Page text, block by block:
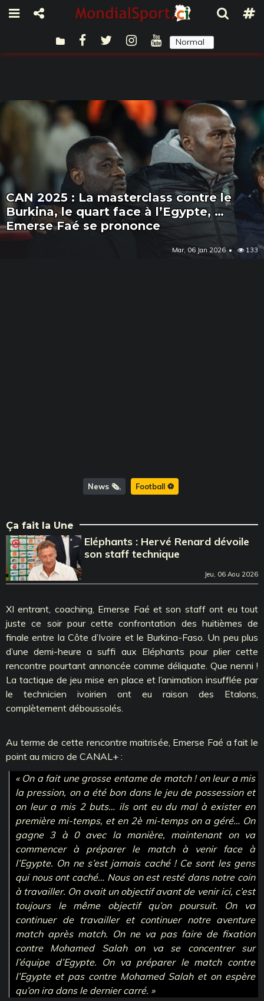
Normal
CAN 2025 : La masterclass contre le
Burkina, le quart face à l’Egypte, …
Emerse Faé se prononce
Mar, 06 Jan 2026 133
News 🗞️ Football ⚽️
Ça fait la Une
Eléphants : Hervé Renard dévoile
son staff technique
Jeu, 06 Aou 2026
XI entrant, coaching, Emerse Faé et son staff ont eu tout
juste ce soir pour cette confrontation des huitièmes de
finale entre la Côte d’Ivoire et le Burkina-Faso. Un peu plus
d’une demi-heure a suffi aux Eléphants pour plier cette
rencontre pourtant annoncée comme déliquate. Que nenni !
La tactique de jeu mise en place et l’animation insufflée par
le technicien ivoirien ont eu raison des Etalons,
complètement déboussolés.
Au terme de cette rencontre maitrisée, Emerse Faé a fait le
point au micro de CANAL+ :
« On a fait une grosse entame de match ! on leur a mis
la pression, on a été bon dans le jeu de possession et
on leur a mis 2 buts… ils ont eu du mal à exister en
première mi-temps, et en 2è mi-temps on a géré… On
gagne 3 à 0 avec la manière, maintenant on va
commencer à préparer le match à venir face à
l’Egypte. On ne s’est jamais caché ! Ce sont les gens
qui nous ont caché… Nous on est resté dans notre coin
à travailler. On avait un objectif avant de venir ici, c’est
toujours le même objectif qu’on poursuit. On va
continuer de travailler et continuer notre aventure
match après match. On ne va pas faire de fixation
contre Mohamed Salah on va se concentrer sur
l’équipe d’Egypte. On va préparer le match contre
l’Egypte et pas contre Mohamed Salah et on espère
qu’on ira dans le dernier carré. »